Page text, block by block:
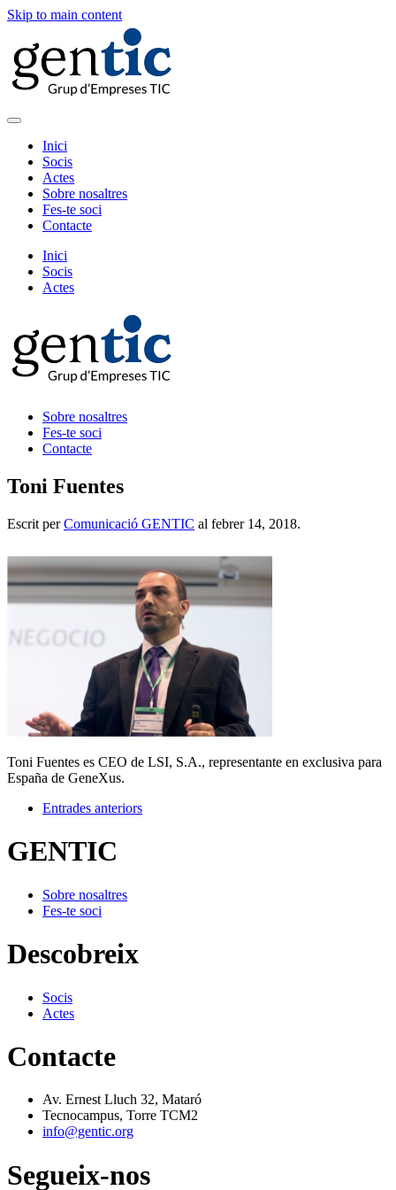
Skip to main content
Inici
Socis
Actes
Sobre nosaltres
Fes-te soci
Contacte
Inici
Socis
Actes
Sobre nosaltres
Fes-te soci
Contacte
Toni Fuentes
Escrit perComunicació GENTIC al febrer 14, 2018.
Toni Fuentes es CEO de LSI, S.A., representante en exclusiva para
España de GeneXus.
Entrades anteriors
GENTIC
Sobre nosaltres
Fes-te soci
Descobreix
Socis
Actes
Contacte
Av. Ernest Lluch 32, Mataró
Tecnocampus, Torre TCM2
info@gentic.org
Segueix-nos